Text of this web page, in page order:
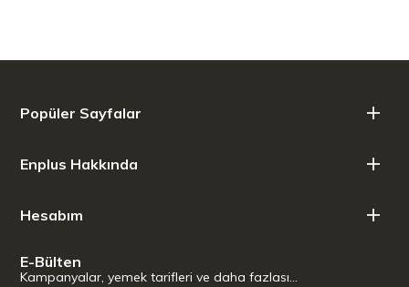
Popüler Sayfalar
Enplus Hakkında
Hesabım
E-Bülten
Kampanyalar, yemek tarifleri ve daha fazlası…